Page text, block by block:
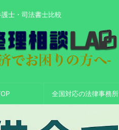
士・司法書士比較
全国対応の法律事務所